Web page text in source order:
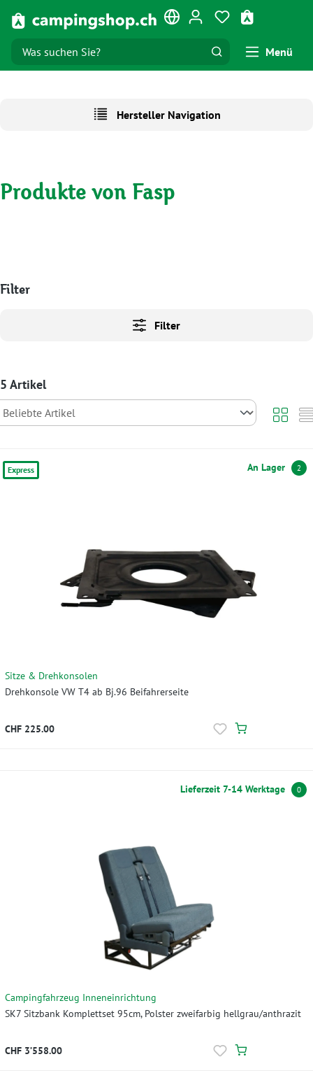
Zum Hauptinhalt springen Du hast 0
Menü
Hersteller Navigation
Produkte von Fasp
Filter
Filter
Artikel
Express An Lager 2
Sitze & Drehkonsolen
Drehkonsole VW T4 ab Bj.96 Beifahrerseite
CHF 225.00
Lieferzeit 7-14 Werktage 0
Campingfahrzeug Inneneinrichtung
SK7 Sitzbank Komplettset 95cm, Polster zweifarbig hellgrau/anthrazit
CHF 3’558.00